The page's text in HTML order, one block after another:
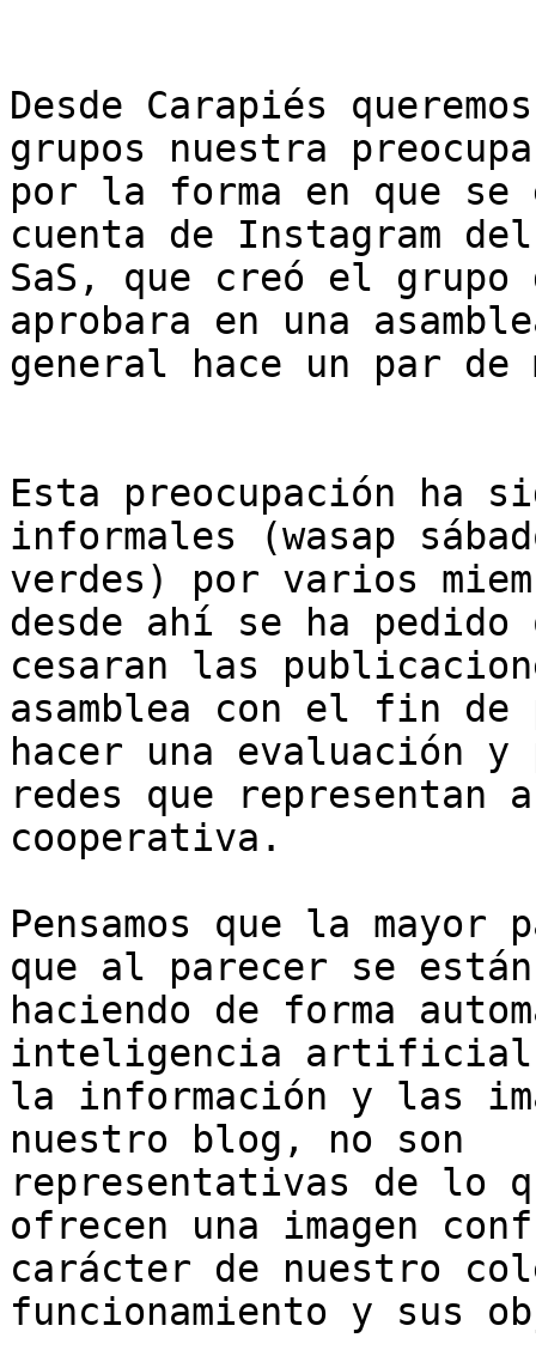
Desde Carapiés
grupos nuestra
por la forma en que se
cuenta de Instagram del
SaS, que creó el grupo
aprobara en una
general hace un par de
Esta preocupación ha
informales (wasap
verdes) por varios
desde ahí se ha pedido
cesaran las
asamblea con el fin de
hacer una evaluación
redes que representan
cooperativa.
Pensamos que la
que al parecer se están
haciendo de forma
inteligencia
la información y las
nuestro blog, no son
representativas de lo
ofrecen una imagen
carácter de nuestro
funcionamiento y sus